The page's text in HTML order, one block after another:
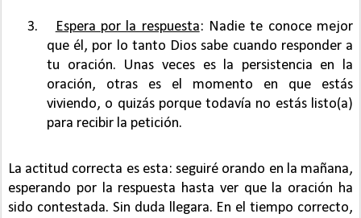
3. Espera por la respuesta: Nadie te conoce mejor
que él, por lo tanto Dios sabe cuando responder a
tu oración. Unas veces es la persistencia en la
oración, otras es el momento en que estás
viviendo, o quizás porque todavía no estás listo(a)
para recibir la petición.
La actitud correcta es esta: seguiré orando en la mañana,
esperando por la respuesta hasta ver que la oración ha
sido contestada. Sin duda llegara. En el tiempo correcto,